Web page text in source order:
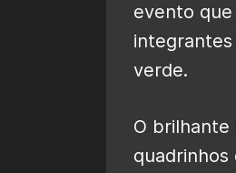
evento
verde.
O brilhante
quadrinhos